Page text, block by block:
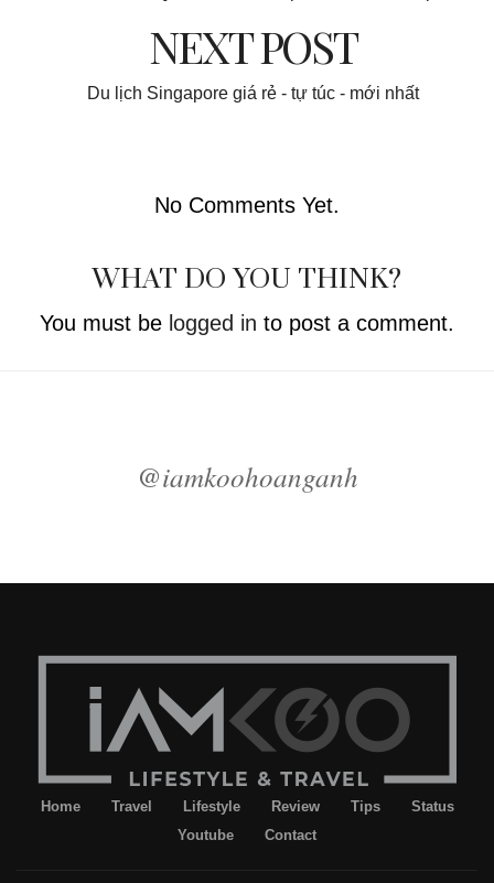
NEXT POST
Du lịch Singapore giá rẻ - tự túc - mới nhất
No Comments Yet.
WHAT DO YOU THINK?
You must be logged in to post a comment.
@iamkoohoanganh
Home Travel Lifestyle Review Tips
Status
Youtube
Contact